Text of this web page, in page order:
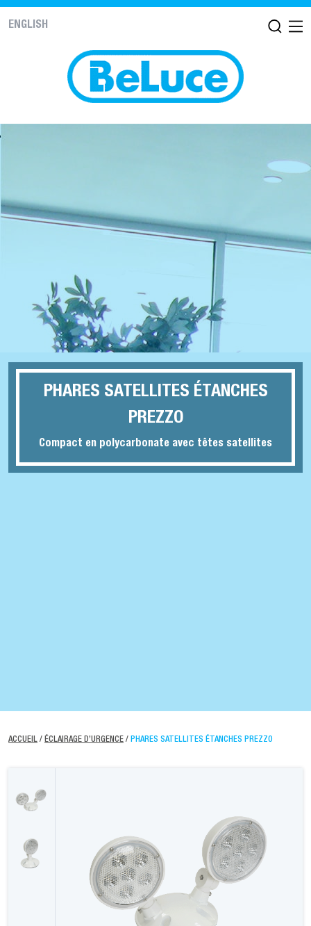
ENGLISH
PHARES SATELLITES ÉTANCHES
PREZZO
Compact en polycarbonate avec têtes satellites
ACCUEIL / ÉCLAIRAGE D’URGENCE / PHARES SATELLITES ÉTANCHES PREZZO